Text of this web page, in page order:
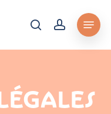
rechercher
account
Menu